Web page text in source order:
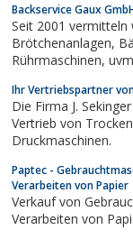
Backservice Gaux
Seit 2001 vermitteln
Brötchenanlagen, Bäckereimaschinen, gebrauchte Backöfen,
Ihr Vertriebspartner
Die Firma J.
Vertrieb von Trockenoffset-, Siebdruck-,
Druckmaschinen.
Paptec -
Verarbeiten von Papier
Verkauf von
Verarbeiten von